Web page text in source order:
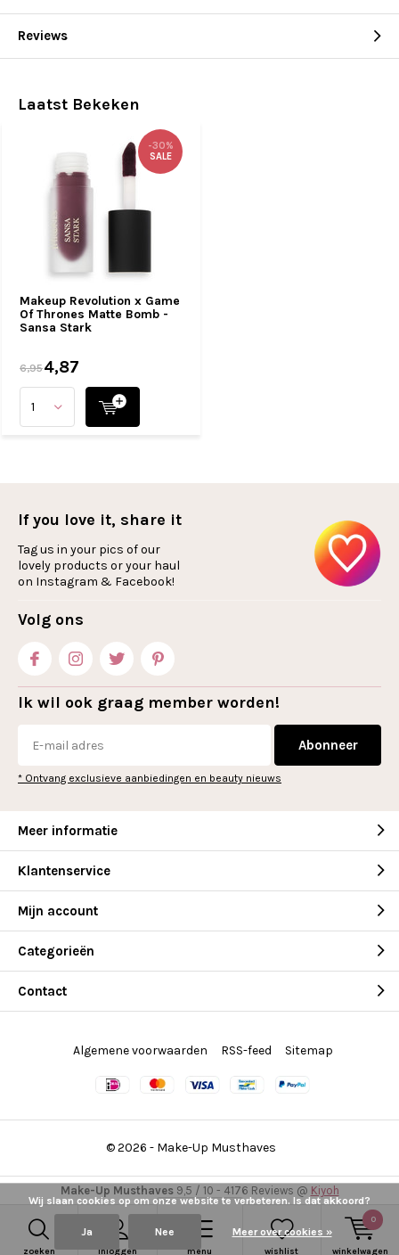
zoeken inloggen menu wishlist winkelwagen
0
Reviews
Laatst Bekeken
Makeup Revolution x Game
Of Thrones Matte Bomb -
Sansa Stark
-30%
SALE
6,954,87
If you love it, share it
Tag us in your pics of our
lovely products or your haul
on Instagram & Facebook!
Volg ons
Ik wil ook graag member worden!
Abonneer
* Ontvang exclusieve aanbiedingen en beauty nieuws
Meer informatie
Klantenservice
Mijn account
Categorieën
Contact
© 2026 - Make-Up Musthaves
Algemene voorwaarden RSS-feed Sitemap
Make-Up Musthaves9,5 / 10 - 4176 Reviews @ Kiyoh
Wij slaan cookies op om onze website te verbeteren. Is dat akkoord?
Ja Nee Meer over cookies »